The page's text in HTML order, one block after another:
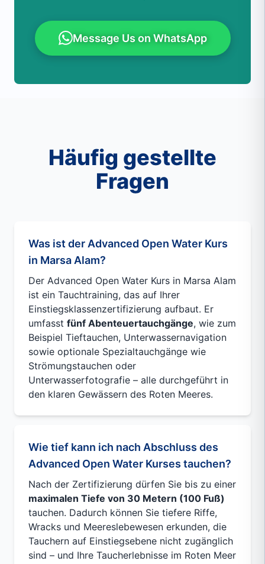
Message Us on WhatsApp
Häufig gestellte
Fragen
Was ist der Advanced Open Water Kurs
in Marsa Alam?
Der Advanced Open Water Kurs in Marsa Alam
ist ein Tauchtraining, das auf Ihrer
Einstiegsklassenzertifizierung aufbaut. Er
umfasst fünf Abenteuertauchgänge, wie zum
Beispiel Tieftauchen, Unterwassernavigation
sowie optionale Spezialtauchgänge wie
Strömungstauchen oder
Unterwasserfotografie – alle durchgeführt in
den klaren Gewässern des Roten Meeres.
Wie tief kann ich nach Abschluss des
Advanced Open Water Kurses tauchen?
Nach der Zertifizierung dürfen Sie bis zu einer
maximalen Tiefe von 30 Metern (100 Fuß)
tauchen. Dadurch können Sie tiefere Riffe,
Wracks und Meereslebewesen erkunden, die
Tauchern auf Einstiegsebene nicht zugänglich
sind – und Ihre Taucherlebnisse im Roten Meer